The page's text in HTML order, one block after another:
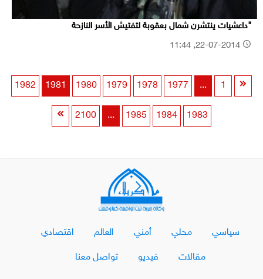
"داعشيات ينتشرن شمال بعقوبة لتفتيش الأسر النازحة
1
...
1977
1978
1979
1980
1981
1982
1983
1984
1985
...
2100
سياسي محلي أمني العالم اقتصادي
مقالات فيديو تواصل معنا